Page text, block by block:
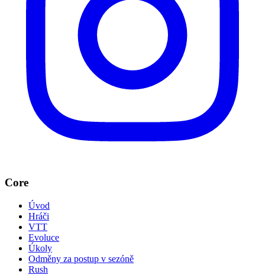
Core
Úvod
Hráči
VTT
Evoluce
Úkoly
Odměny za postup v sezóně
Rush